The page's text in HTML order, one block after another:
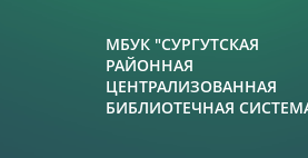
МБУК "СУРГУТСКАЯ
РАЙОННАЯ
ЦЕНТРАЛИЗОВАННАЯ
БИБЛИОТЕЧНАЯ